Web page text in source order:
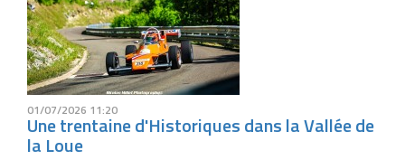
01/07/2026 11:20
Une trentaine d'Historiques dans la Vallée de
la Loue